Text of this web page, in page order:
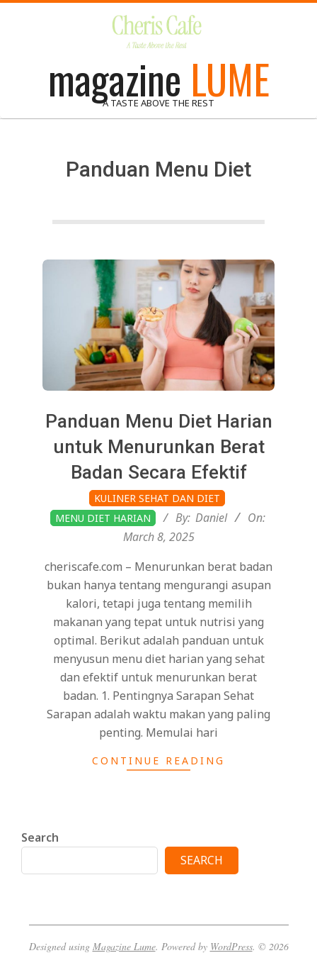
magazine LUME
A TASTE ABOVE THE REST
Panduan Menu Diet
Panduan Menu Diet Harian
untuk Menurunkan Berat
Badan Secara Efektif
03-
08
KULINER SEHAT DAN DIET
MENU DIET HARIAN
By: Daniel
On:
March 8, 2025
cheriscafe.com – Menurunkan berat badan
bukan hanya tentang mengurangi asupan
kalori, tetapi juga tentang memilih
makanan yang tepat untuk nutrisi yang
optimal. Berikut adalah panduan untuk
menyusun menu diet harian yang sehat
dan efektif untuk menurunkan berat
badan. 1. Pentingnya Sarapan Sehat
Sarapan adalah waktu makan yang paling
penting. Memulai hari
CONTINUE READING
Search
SEARCH
Designed using Magazine Lume. Powered by WordPress. © 2026